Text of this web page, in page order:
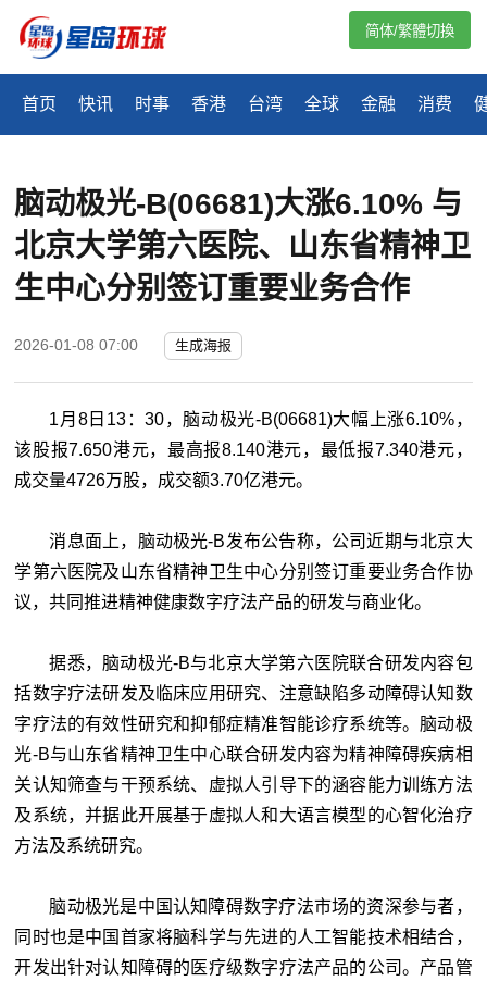
首页 快讯 时事 香港 台湾 全球 金融 消费
简体/繁體切換
脑动极光-B(06681)大涨6.10% 与
北京大学第六医院、山东省精神卫
生中心分别签订重要业务合作
2026-01-08 07:00 生成海报
1月8日13：30，脑动极光-B(06681)大幅上涨6.10%，
该股报7.650港元，最高报8.140港元，最低报7.340港元，
成交量4726万股，成交额3.70亿港元。
消息面上，脑动极光-B发布公告称，公司近期与北京大
学第六医院及山东省精神卫生中心分别签订重要业务合作协
议，共同推进精神健康数字疗法产品的研发与商业化。
据悉，脑动极光-B与北京大学第六医院联合研发内容包
括数字疗法研发及临床应用研究、注意缺陷多动障碍认知数
字疗法的有效性研究和抑郁症精准智能诊疗系统等。脑动极
光-B与山东省精神卫生中心联合研发内容为精神障碍疾病相
关认知筛查与干预系统、虚拟人引导下的涵容能力训练方法
及系统，并据此开展基于虚拟人和大语言模型的心智化治疗
方法及系统研究。
脑动极光是中国认知障碍数字疗法市场的资深参与者，
同时也是中国首家将脑科学与先进的人工智能技术相结合，
开发出针对认知障碍的医疗级数字疗法产品的公司。产品管